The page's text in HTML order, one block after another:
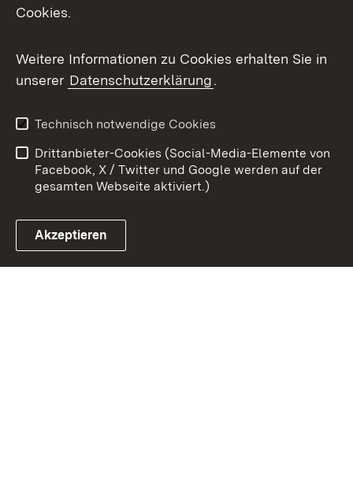
Youtube
Link zum Landesportal
Kontakt
Datenschutz
Barrierefreiheit
Impressum
Cookies
Cookies.
Weitere Informationen zu Cookies erhalten Sie in
unserer Datenschutzerklärung.
Technisch notwendige Cookies
Drittanbieter-Cookies (Social-Media-Elemente von
Facebook, X / Twitter und Google werden auf der
gesamten Webseite aktiviert.)
Akzeptieren